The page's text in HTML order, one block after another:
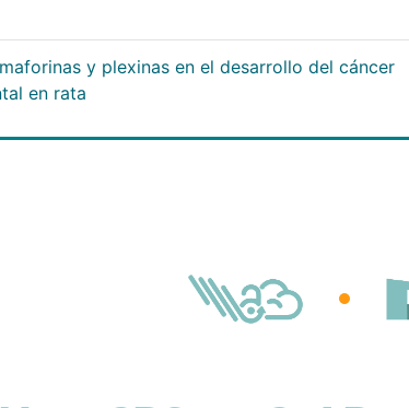
y plexinas en el desarrollo del cáncer
en rata